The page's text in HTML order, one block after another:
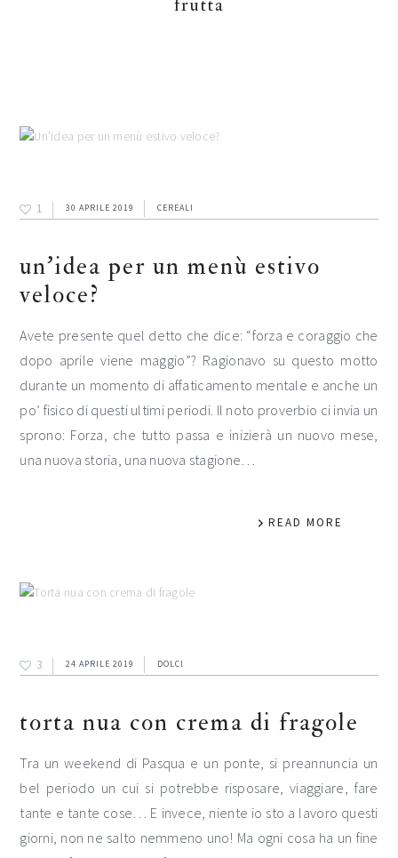
frutta
1 30 APRILE 2019 CEREALI
un’idea per un menù estivo
veloce?
Avete presente quel detto che dice: “forza e coraggio che
dopo aprile viene maggio”? Ragionavo su questo motto
durante un momento di affaticamento mentale e anche un
po’ fisico di questi ultimi periodi. Il noto proverbio ci invia un
sprono: Forza, che tutto passa e inizierà un nuovo mese,
una nuova storia, una nuova stagione…
READ MORE
3 24 APRILE 2019 DOLCI
torta nua con crema di fragole
Tra un weekend di Pasqua e un ponte, si preannuncia un
bel periodo un cui si potrebbe risposare, viaggiare, fare
tante e tante cose… E invece, niente io sto a lavoro questi
giorni, non ne salto nemmeno uno! Ma ogni cosa ha un fine